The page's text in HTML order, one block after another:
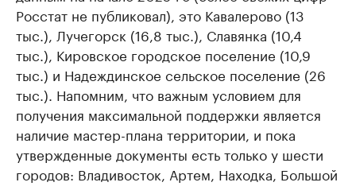
Росстат не публиковал), это Кавалерово (13
тыс.), Лучегорск (16,8 тыс.), Славянка (10,4
тыс.), Кировское городское поселение (10,9
тыс.) и Надеждинское сельское поселение (26
тыс.). Напомним, что важным условием для
получения максимальной поддержки является
наличие мастер-плана территории, и пока
утвержденные документы есть только у шести
городов: Владивосток, Артем, Находка, Большой